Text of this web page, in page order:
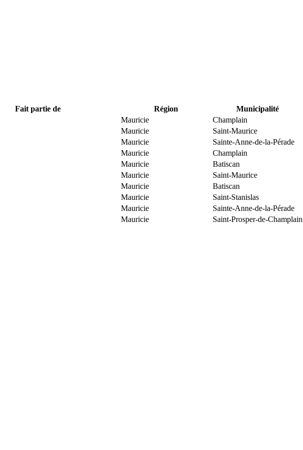
Fait partie de Région Municipalité
Mauricie
Champlain
Mauricie
Saint-Maurice
Mauricie
Sainte-Anne-de-la-Pérade
Mauricie
Champlain
Mauricie
Batiscan
Mauricie
Saint-Maurice
Mauricie
Batiscan
Mauricie
Saint-Stanislas
Mauricie
Sainte-Anne-de-la-Pérade
Mauricie Saint-Prosper-de-Champlain